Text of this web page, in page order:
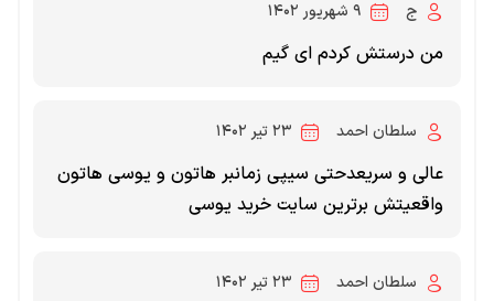
ج ۹ شهریور ۱۴۰۲
من درستش کردم ای گیم
سلطان احمد ۲۳ تیر ۱۴۰۲
عالی و سریعدحتی سیپی زمانبر هاتون و یوسی هاتون
واقعیتش برترین سایت خرید یوسی
سلطان احمد ۲۳ تیر ۱۴۰۲